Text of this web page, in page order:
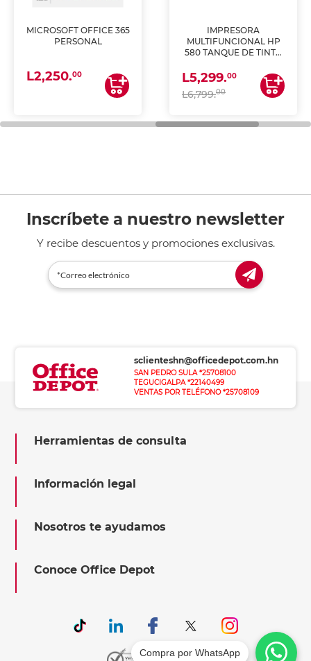
MICROSOFT OFFICE 365
PERSONAL
L2,250.00
IMPRESORA
MULTIFUNCIONAL HP
580 TANQUE DE TINTA
ESCANEA)
L5,299.00
L6,799.00
Inscríbete a nuestro newsletter
Y recibe descuentos y promociones exclusivas.
sclienteshn@officedepot.com.hn
SAN PEDRO SULA *25708100
TEGUCIGALPA *22140499
VENTAS POR TELÉFONO *25708109
Herramientas de consulta
Información legal
Nosotros te ayudamos
Conoce Office Depot
Compra por WhatsApp